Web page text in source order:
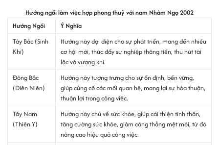
Hướng ngồi làm việc hợp phong thuỷ với nam Nhâm Ngọ 2002
Hướng Ngồi
Ý Nghĩa
Tây Bắc (Sinh
Khí)
Hướng này đại diện cho sự phát triển, mang đến nhiều
cơ hội mới, thúc đẩy sự nghiệp thăng tiến, thu hút tài
lộc và vượng khí.
Đông Bắc
(Diên Niên)
Hướng này tượng trưng cho sự ổn định, bền vững,
giúp củng cố các mối quan hệ, mang lại sự hòa thuận,
thuận lợi trong công việc.
Tây Nam
(Thiên Y)
Hướng này chủ về sức khỏe, giúp cải thiện tinh thần,
tăng cường sức khỏe, giảm căng thẳng mệt mỏi, từ đó
nâng cao hiệu quả công việc.